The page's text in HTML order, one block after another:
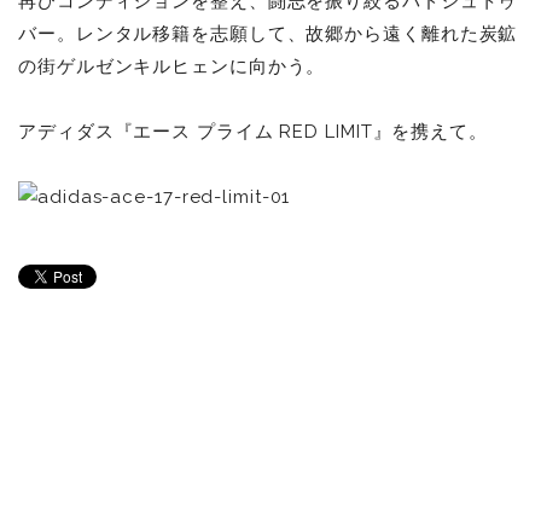
バー。レンタル移籍を志願して、故郷から遠く離れた炭鉱
の街ゲルゼンキルヒェンに向かう。
アディダス『エース プライム RED LIMIT』を携えて。